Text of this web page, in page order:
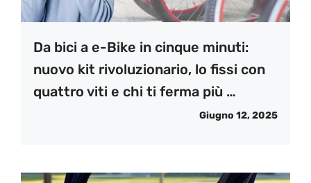
Da bici a e-Bike in cinque minuti:
nuovo kit rivoluzionario, lo fissi con
quattro viti e chi ti ferma più …
Giugno 12, 2025